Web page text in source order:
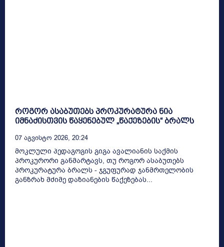
როგორ ასაბუთებს პროკურატურა ნია
იმნაძისთვის წაყენებულ „წაქეზების“ ბრალს
07 Აგვისტო 2026, 20:24
მოკლული პედაგოგის გიგა ავალიანის საქმის
პროკურორი განმარტავს, თუ როგორ ასაბუთებს
პროკურატურა ბრალს - ჯგუფურად ჯანმრთელობის
განზრახ მძიმე დაზიანების წაქეზებას...